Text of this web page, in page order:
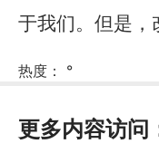
于我们。但是，
热度： °
更多内容访问